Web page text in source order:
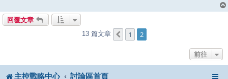
回覆文章
13 篇文章 上一頁
1 2
前往
主控戰略中心 討論區首頁